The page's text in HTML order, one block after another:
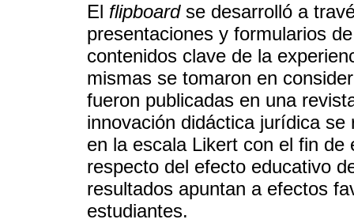
El flipboardse desarrolló a
presentaciones y formularios
contenidos clave de la
mismas se tomaron en
fueron publicadas en una
innovación didáctica jurídica
en la escala Likert con el fin
respecto del efecto educativo
resultados apuntan a efectos
estudiantes.